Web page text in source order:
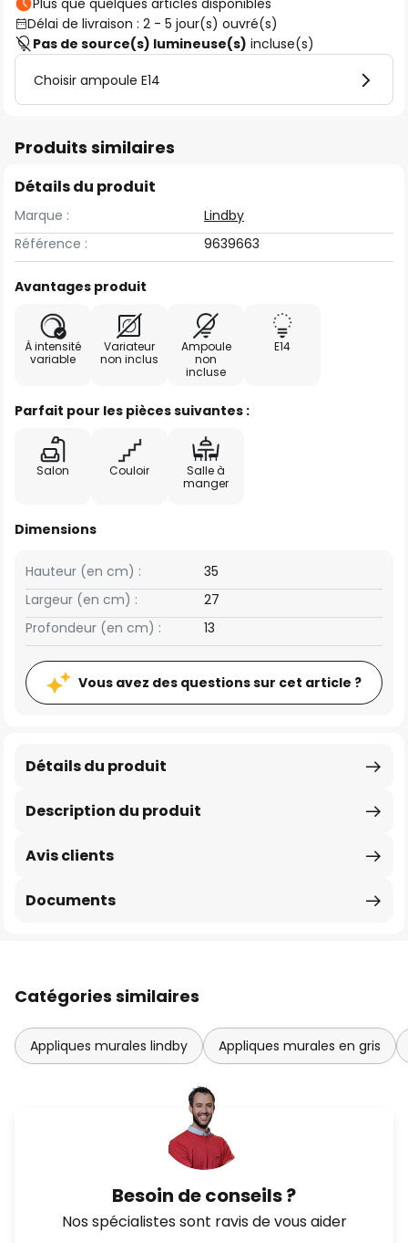
Plus que quelques articles disponibles
Délai de livraison : 2 - 5 jour(s) ouvré(s)
Pas de source(s) lumineuse(s) incluse(s)
Choisir ampoule E14
Produits similaires
Détails du produit
Marque :
Lindby
Référence :
9639663
Avantages produit
À intensité
variable
Variateur
non inclus
Ampoule
non
incluse
E14
Parfait pour les pièces suivantes :
Salon Couloir
Salle à
manger
Dimensions
Largeur (en cm) : 27
Hauteur (en cm) : 35
Profondeur (en cm) : 13
Vous avez des questions sur cet article ?
Description du produit
Détails du produit
Avis clients
Documents
Catégories similaires
Appliques murales lindby Appliques murales en gris
Besoin de conseils ?
Nos spécialistes sont ravis de vous aider